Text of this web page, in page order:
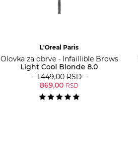
L'Oreal Paris
Olovka za obrve - Infaillible Brows
Light Cool Blonde 8.0
1.449,00RSD
869,00 RSD